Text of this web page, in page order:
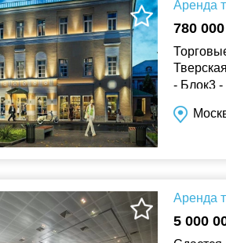
Аренда
780
- Блок3
Аренда
5 000